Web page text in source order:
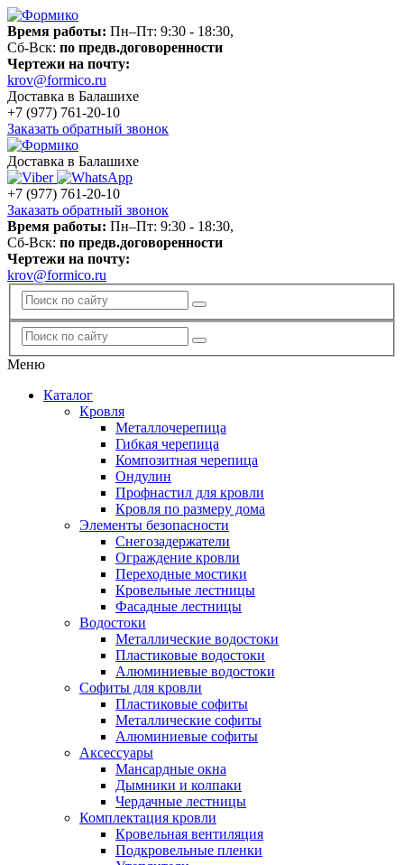
Время работы: Пн–Пт: 9:30 - 18:30,
Сб-Вск: по предв.договоренности
Чертежи на почту:
krov@formico.ru
Доставка в Балашихе
+7 (977) 761-20-10
Заказать обратный звонок
Доставка в Балашихе
+7 (977) 761-20-10
Заказать обратный звонок
Время работы: Пн–Пт: 9:30 - 18:30,
Сб-Вск: по предв.договоренности
Чертежи на почту:
krov@formico.ru
Меню
Каталог
Кровля
Металлочерепица
Гибкая черепица
Композитная черепица
Ондулин
Профнастил для кровли
Кровля по размеру дома
Элементы безопасности
Снегозадержатели
Ограждение кровли
Переходные мостики
Кровельные лестницы
Фасадные лестницы
Водостоки
Металлические водостоки
Пластиковые водостоки
Алюминиевые водостоки
Софиты для кровли
Пластиковые софиты
Металлические софиты
Алюминиевые софиты
Аксессуары
Мансардные окна
Дымники и колпаки
Чердачные лестницы
Комплектация кровли
Кровельная вентиляция
Подкровельные пленки